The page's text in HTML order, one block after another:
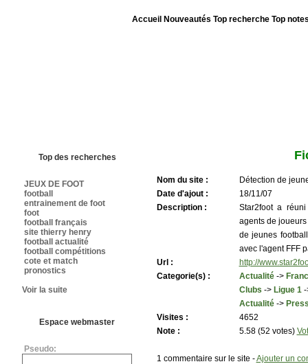
Accueil Nouveautés Top recherche Top
Top des recherches
JEUX DE FOOT
football
entrainement de foot
foot
football français
site thierry henry
football actualité
football compétitions
cote et match
pronostics
Voir la suite
Espace webmaster
Pseudo:
Nom du site :
Détection de
Date d'ajout :
18/11/07
Description :
Star2foot a
agents de
de jeunes
avec l'agent FFF
Url :
http://
Categorie(s) :
Actualité->
Clubs -> Ligue 1-
Actualité->
Visites :
4652
Note :
5.58 (52 votes)
1 commentaire sur le site -Ajouter un